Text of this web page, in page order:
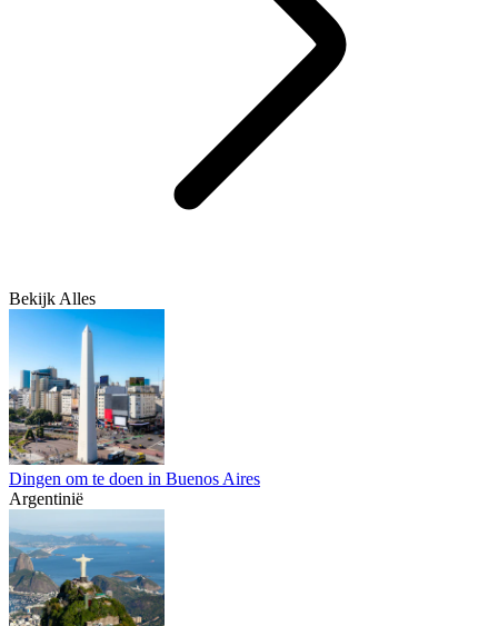
Bekijk Alles
Dingen om te doen in Buenos Aires
Argentinië